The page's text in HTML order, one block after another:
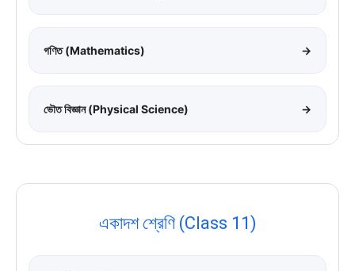
গণিত (Mathematics) →
ভৌত বিজ্ঞান (Physical Science) →
একাদশ শ্রেণি (Class 11)